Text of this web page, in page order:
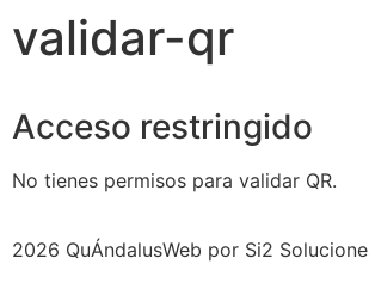
validar-qr
Acceso restringido
No tienes permisos para validar QR.
2026 QuÁndalusWeb por Si2